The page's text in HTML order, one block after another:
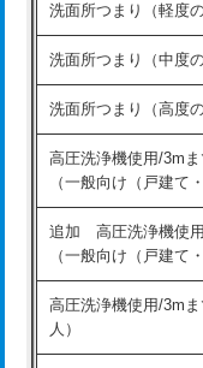
モルタル補修（厚さ
洗面台設置
バスタブ設置
追加人工
廃棄・処分
※給水管工事は
持込商品取付（混合
持込商品取付（浄水
給水管工事※（ホー
給水管工事※（バン
給水管工事※（支持
給水管工事※（保温
め込み）)
給水管工事※（土の
洗面所つまり（軽度
洗面所つまり（中度
洗面所つまり（高度
高圧洗浄機使用/3m
（一般向け（戸建て
追加 高圧洗浄機使
（一般向け（戸建て
高圧洗浄機使用/3m
人）